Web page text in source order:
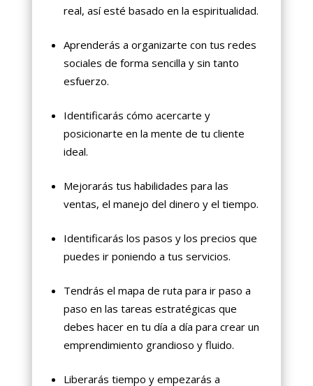
real, así esté basado en la espiritualidad.
Aprenderás a organizarte con tus redes
sociales de forma sencilla y sin tanto
esfuerzo.
Identificarás cómo acercarte y
posicionarte en la mente de tu cliente
ideal.
Mejorarás tus habilidades para las
ventas, el manejo del dinero y el tiempo.
Identificarás los pasos y los precios que
puedes ir poniendo a tus servicios.
Tendrás el mapa de ruta para ir paso a
paso en las tareas estratégicas que
debes hacer en tu día a día para crear un
emprendimiento grandioso y fluido.
Liberarás tiempo y empezarás a